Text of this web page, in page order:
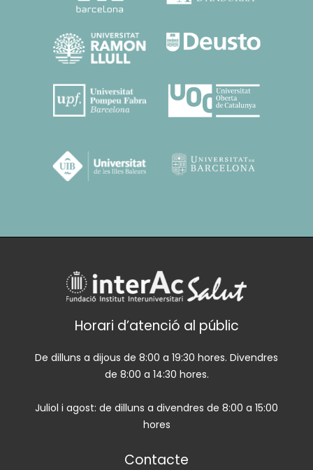
Horari d’atenció al públic
De dilluns a dijous de 8:00 a 19:30 hores. Divendres
de 8:00 a 14:30 hores.
Juliol i agost: de dilluns a divendres de 8:00 a 15:00
hores
Contacte